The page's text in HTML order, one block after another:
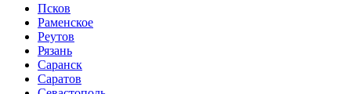
Псков
Раменское
Реутов
Рязань
Саранск
Саратов